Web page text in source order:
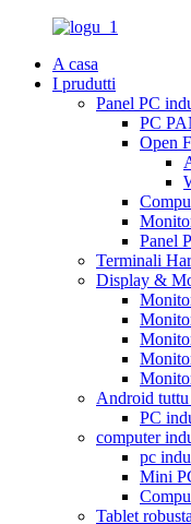
A casa
I prudutti
Panel PC
PC
Open
Panel
Terminali
Display &
Android
PC
computer
pc
Mini
Tablet robusta